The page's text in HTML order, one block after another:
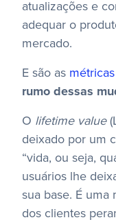
atualizações e
adequar o
mercado.
E são as
rumo dessas
O lifetime value
deixado por um
“vida, ou seja,
usuários lhe
sua base. É uma
dos clientes